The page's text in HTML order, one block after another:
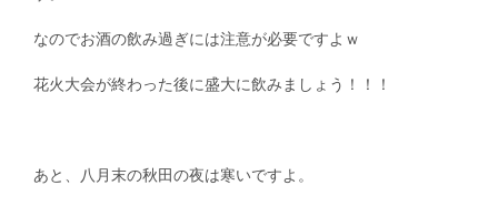
なのでお酒の飲み過ぎには注意が必要ですよｗ
花火大会が終わった後に盛大に飲みましょう！！！
あと、八月末の秋田の夜は寒いですよ。